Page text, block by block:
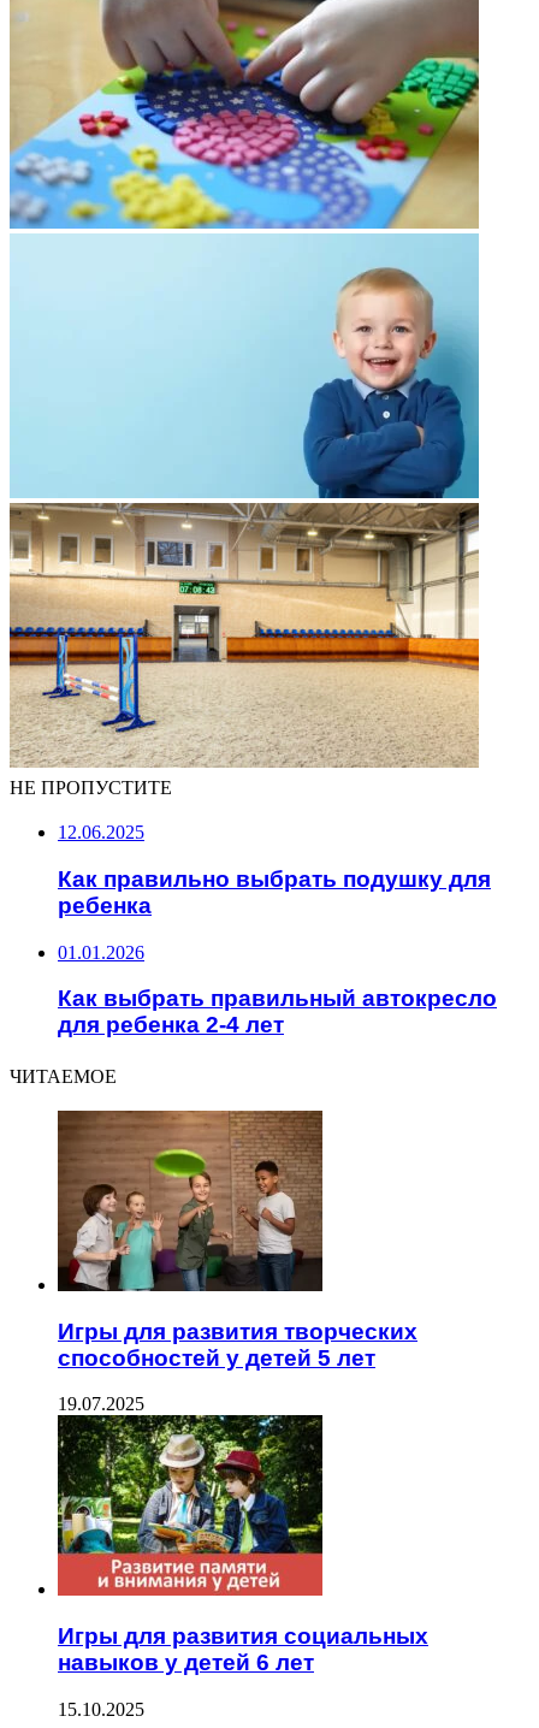
НЕ ПРОПУСТИТЕ
12.06.2025
Как правильно выбрать подушку для
ребенка
01.01.2026
Как выбрать правильный автокресло
для ребенка 2-4 лет
ЧИТАЕМОЕ
Игры для развития творческих
способностей у детей 5 лет
19.07.2025
Игры для развития социальных
навыков у детей 6 лет
15.10.2025